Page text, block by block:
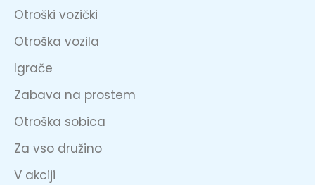
Otroški vozički
Otroška vozila
Igrače
Zabava na prostem
Otroška sobica
Za vso družino
V akciji